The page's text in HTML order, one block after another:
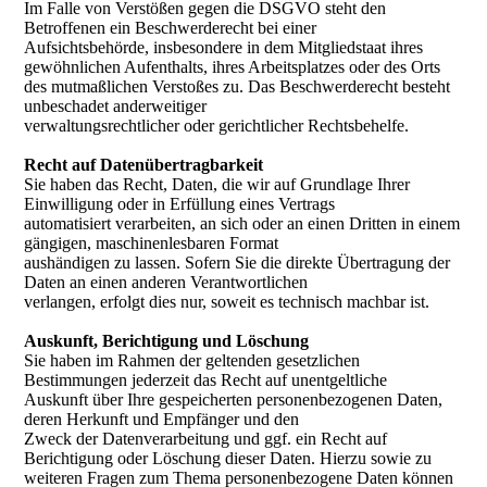
Im Falle von Verstößen gegen die DSGVO steht den
Betroffenen ein Beschwerderecht bei einer
Aufsichtsbehörde, insbesondere in dem Mitgliedstaat ihres
gewöhnlichen Aufenthalts, ihres Arbeitsplatzes oder des Orts
des mutmaßlichen Verstoßes zu. Das Beschwerderecht besteht
unbeschadet anderweitiger
verwaltungsrechtlicher oder gerichtlicher Rechtsbehelfe.
Recht auf Datenübertragbarkeit
Sie haben das Recht, Daten, die wir auf Grundlage Ihrer
Einwilligung oder in Erfüllung eines Vertrags
automatisiert verarbeiten, an sich oder an einen Dritten in einem
gängigen, maschinenlesbaren Format
aushändigen zu lassen. Sofern Sie die direkte Übertragung der
Daten an einen anderen Verantwortlichen
verlangen, erfolgt dies nur, soweit es technisch machbar ist.
Auskunft, Berichtigung und Löschung
Sie haben im Rahmen der geltenden gesetzlichen
Bestimmungen jederzeit das Recht auf unentgeltliche
Auskunft über Ihre gespeicherten personenbezogenen Daten,
deren Herkunft und Empfänger und den
Zweck der Datenverarbeitung und ggf. ein Recht auf
Berichtigung oder Löschung dieser Daten. Hierzu sowie zu
weiteren Fragen zum Thema personenbezogene Daten können